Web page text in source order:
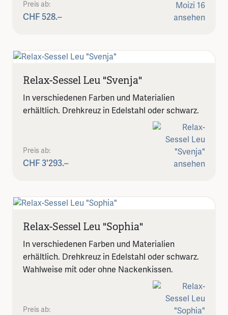
Preis ab:
CHF 528.–
Relax-Sessel Leu "Svenja"
In verschiedenen Farben und Materialien
erhältlich. Drehkreuz in Edelstahl oder schwarz.
Preis ab:
CHF 3'293.–
Relax-Sessel Leu "Sophia"
In verschiedenen Farben und Materialien
erhältlich. Drehkreuz in Edelstahl oder schwarz.
Wahlweise mit oder ohne Nackenkissen.
Preis ab: